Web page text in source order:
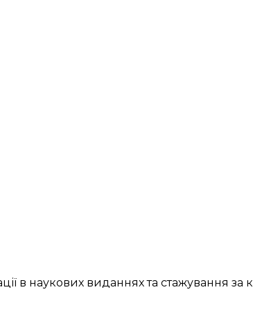
в наукових виданнях та стажування за